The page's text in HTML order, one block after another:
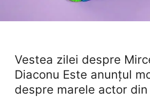
Vestea zilei despre
Diaconu Este anunțul
despre marele actor din